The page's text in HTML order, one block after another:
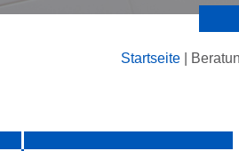
Startseite